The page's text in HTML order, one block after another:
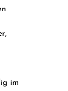
im